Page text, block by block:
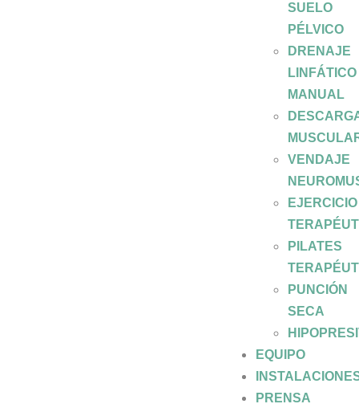
SUELO
PÉLVICO
DRENAJE
LINFÁTICO
MANUAL
VENDAJE
EJERCICIO
PILATES
PUNCIÓN
SECA
EQUIPO
PRENSA